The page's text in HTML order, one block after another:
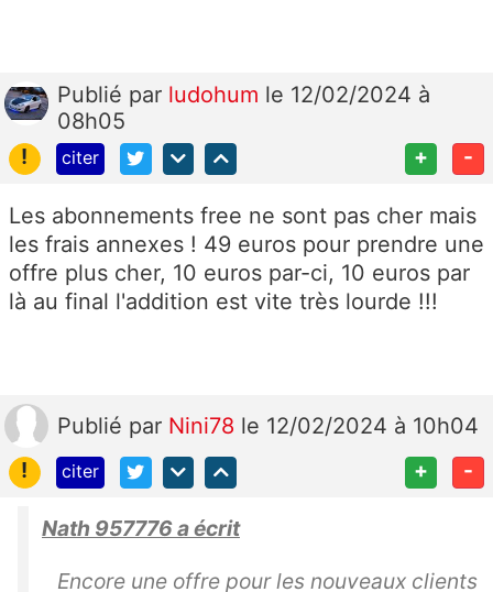
Publié par ludohum le 12/02/2024 à
08h05
!
citer + -
Les abonnements free ne sont pas cher mais
les frais annexes ! 49 euros pour prendre une
offre plus cher, 10 euros par-ci, 10 euros par
là au final l'addition est vite très lourde !!!
Publié par Nini78 le 12/02/2024 à 10h04
!
citer + -
Nath 957776 a écrit
Encore une offre pour les nouveaux clients